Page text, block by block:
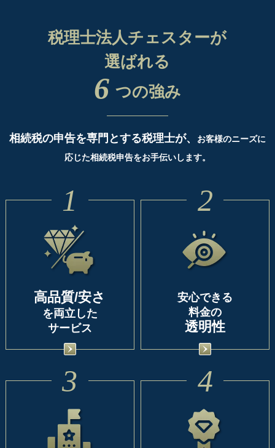
税理士法人チェスターが
選ばれる
6 つの強み
相続税の申告を専門とする税理士が、
お客様のニーズに
応じた相続税申告をお手伝いします。
1
高品質/安さ
を両立した
サービス
2
安心できる
料金の
透明性
3 4